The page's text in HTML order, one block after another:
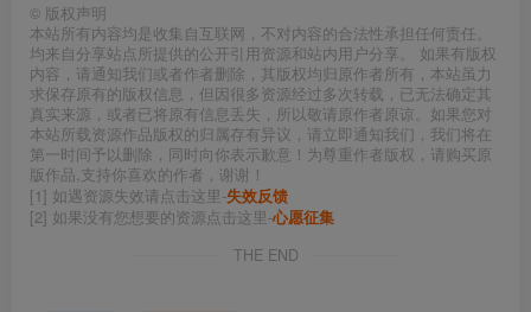
© 版权声明
本站所有内容均是收集自互联网，不对内容的合法性承担任何责任。
均来自分享站点所提供的公开引用资源和站内用户分享。 如果有版权
内容，请通知我们或者作者删除，其版权均归原作者所有，本站虽力
求保存原有的版权信息，但因很多资源经过多次转载，已无法确定其
真实来源，或者已将原有信息丢失，所以敬请原作者原谅。如果您对
本站所载资源作品版权的归属存有异议，请立即通知我们，我们将在
第一时间予以删除，同时向你表示歉意！为尊重作者版权，请购买原
版作品,支持你喜欢的作者，谢谢！
[1] 如遇资源失效请点击这里-失效反馈
[2] 如果没有您想要的资源点击这里-心愿征集
THE END